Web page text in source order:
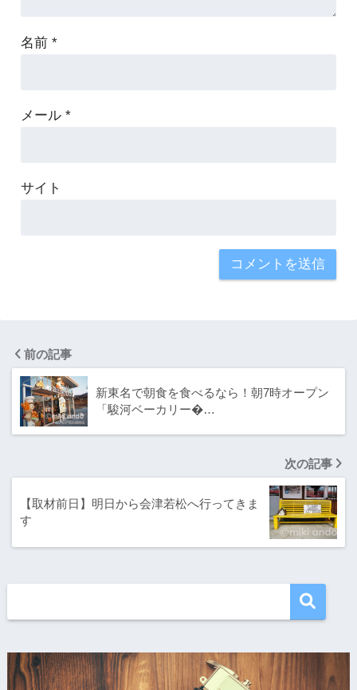
名前 *
メール *
サイト
前の記事
新東名で朝食を食べるなら！朝7時オープン
「駿河ベーカリー�…
次の記事
【取材前日】明日から会津若松へ行ってきま
す